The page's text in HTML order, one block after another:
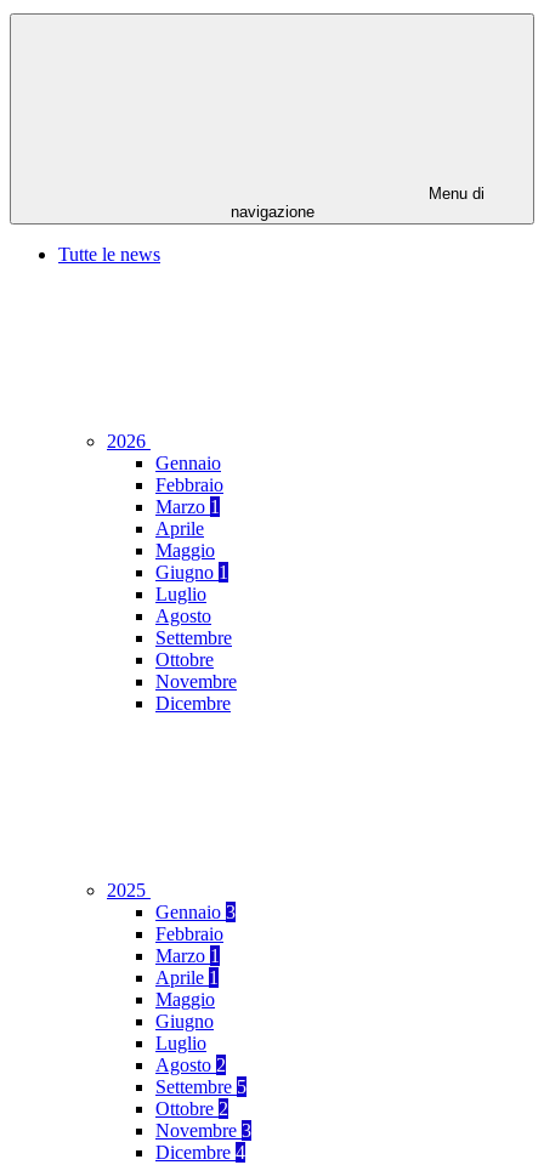
Menu di
navigazione
Tutte le news
2026
Gennaio
Febbraio
Marzo 1
Aprile
Maggio
Giugno 1
Luglio
Agosto
Settembre
Ottobre
Novembre
Dicembre
2025
Gennaio 3
Febbraio
Marzo 1
Aprile 1
Maggio
Giugno
Luglio
Agosto 2
Settembre 5
Ottobre 2
Novembre 3
Dicembre 4